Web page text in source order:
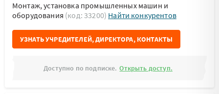
Монтаж, установка промышленных машин и
оборудования (код: 33200) Найти конкурентов
УЗНАТЬ УЧРЕДИТЕЛЕЙ, ДИРЕКТОРА, КОНТАКТЫ
Доступно по подписке. Открыть доступ.